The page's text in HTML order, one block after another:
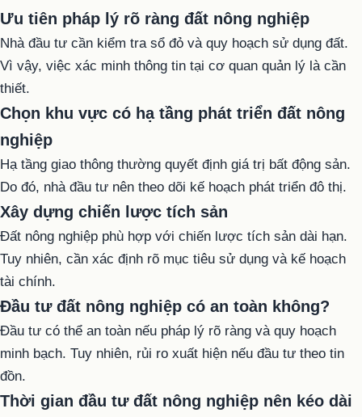
Ưu tiên pháp lý rõ ràng đất nông nghiệp
Nhà đầu tư cần kiểm tra sổ đỏ và quy hoạch sử dụng đất.
Vì vậy, việc xác minh thông tin tại cơ quan quản lý là cần
thiết.
Chọn khu vực có hạ tầng phát triển đất nông
nghiệp
Hạ tầng giao thông thường quyết định giá trị bất động sản.
Do đó, nhà đầu tư nên theo dõi kế hoạch phát triển đô thị.
Xây dựng chiến lược tích sản
Đất nông nghiệp phù hợp với chiến lược tích sản dài hạn.
Tuy nhiên, cần xác định rõ mục tiêu sử dụng và kế hoạch
tài chính.
Đầu tư đất nông nghiệp có an toàn không?
Đầu tư có thể an toàn nếu pháp lý rõ ràng và quy hoạch
minh bạch. Tuy nhiên, rủi ro xuất hiện nếu đầu tư theo tin
đồn.
Thời gian đầu tư đất nông nghiệp nên kéo dài